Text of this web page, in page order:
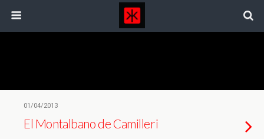
01/04/2013
El Montalbano de Camilleri